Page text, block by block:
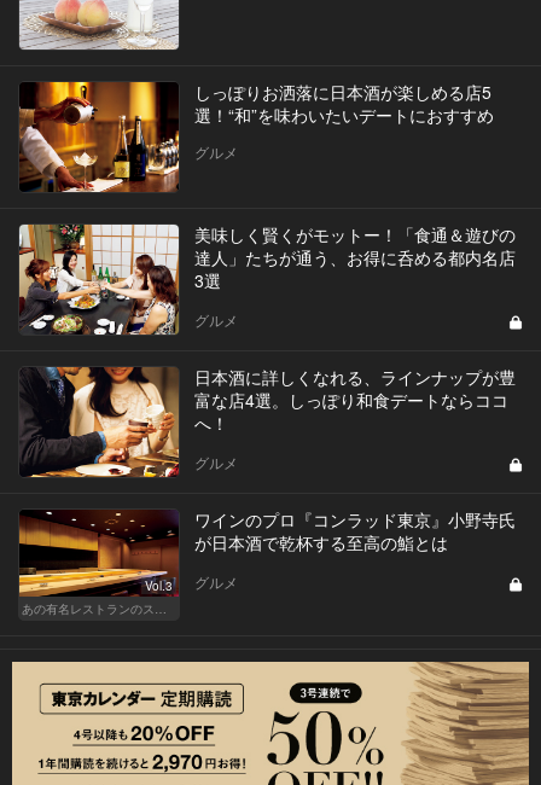
しっぽりお洒落に日本酒が楽しめる店5
選！“和”を味わいたいデートにおすすめ
グルメ
美味しく賢くがモットー！「食通＆遊びの
達人」たちが通う、お得に呑める都内名店
3選
グルメ
日本酒に詳しくなれる、ラインナップが豊
富な店4選。しっぽり和食デートならココ
へ！
グルメ
Vol.3
あの有名レストランのスタッフが薦める名店 〜メートル・ド・テル 小野寺 透（コンラッド東京）〜
ワインのプロ『コンラッド東京』小野寺氏
が日本酒で乾杯する至高の鮨とは
グルメ